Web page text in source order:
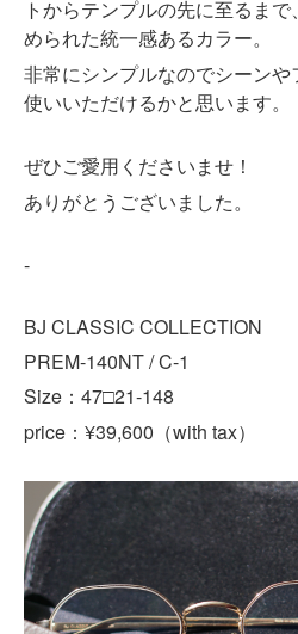
トからテンプルの先に至るま
められた統一感あるカラー。
非常にシンプルなのでシーン
使いいただけるかと思います。
ぜひご愛用くださいませ！
ありがとうございました。
-
BJ CLASSIC COLLECTION
PREM-140NT / C-1
Size：47□21-148
price ： ¥39,600 （with tax）